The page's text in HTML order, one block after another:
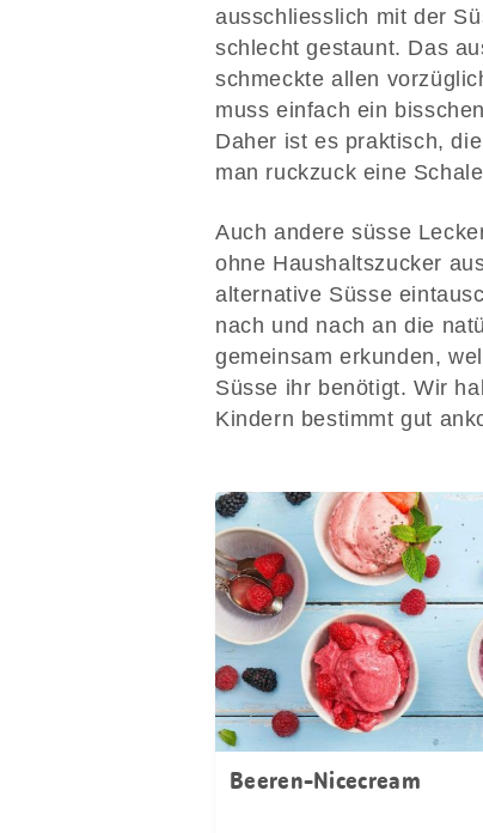
ausschliesslich mit der
schlecht gestaunt. Das
schmeckte allen
muss einfach ein
Daher ist es praktisch,
man ruckzuck eine
Auch andere süsse
ohne Haushaltszucker
alternative Süsse
nach und nach an die
gemeinsam erkunden,
Süsse ihr benötigt. Wir
Kindern bestimmt gut
Beeren-Nicecream